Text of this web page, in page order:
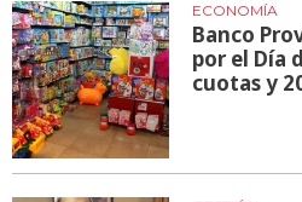
ECONOMÍA
Banco
por el Día
cuotas y